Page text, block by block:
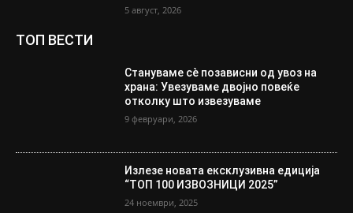
5 август, 2026
ТОП ВЕСТИ
Стануваме сè позависни од увоз на
храна: Увезуваме двојно повеќе
отколку што извезуваме
9 февруари, 2026
Излезе новата ексклузивна едиција
“ТОП 100 ИЗВОЗНИЦИ 2025”
24 ноември, 2025